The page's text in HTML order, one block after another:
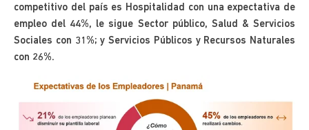
competitivo del país es Hospitalidad con una expectativa de
empleo del 44%, le sigue Sector público, Salud & Servicios
Sociales con 31%; y Servicios Públicos y Recursos Naturales
con 26%.